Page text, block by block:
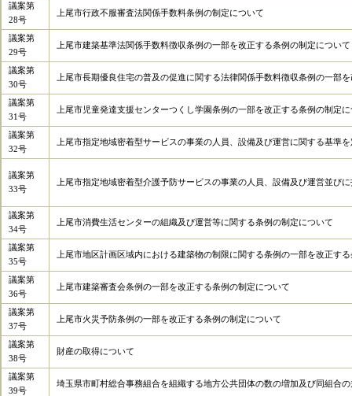
議案第
28号
上尾市行政不服審査法関係手数料条例の制定について
議案第
29号
上尾市建築基準法関係手数料徴収条例の一部を改正する条例の制定について
議案第
30号
上尾市長期優良住宅の普及の促進に関する法律関係手数料徴収条例の一部
議案第
31号
上尾市児童発達支援センターつくし学園条例の一部を改正する条例の制定に
議案第
32号
上尾市指定地域密着型サービスの事業の人員、設備及び運営に関する基準
議案第
33号
上尾市指定地域密着型介護予防サービスの事業の人員、設備及び運営並
議案第
34号
上尾市消費生活センターの組織及び運営等に関する条例の制定について
議案第
35号
上尾市地区計画区域内における建築物の制限に関する条例の一部を改正す
議案第
36号
上尾市建築審査会条例の一部を改正する条例の制定について
議案第
37号
上尾市火災予防条例の一部を改正する条例の制定について
議案第
38号
財産の取得について
議案第
39号
埼玉県市町村総合事務組合を組織する地方公共団体の数の増加及び同組合